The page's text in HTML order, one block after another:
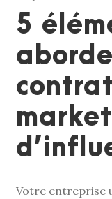
5
Votre entreprise